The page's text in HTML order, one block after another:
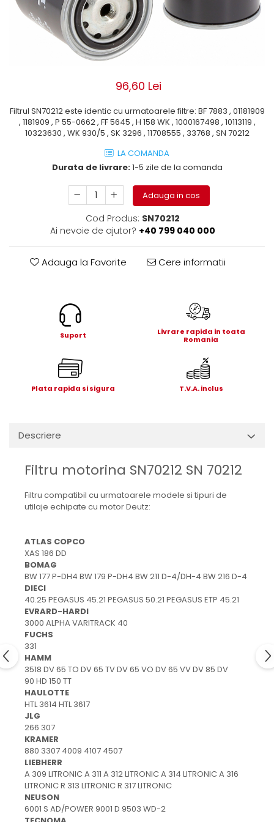
KIT GARNITURI
BURDUF PROTECTIE
TELECOMANDA LIFT
POMPE HIDRAULICE
Bolturi, role si bucse
Role, bolturi si bucse
Burdufe si cilindri hidraulici
Bolturi, role si bucse
Pompe si motoare electrice
ZEPRO
Motoare electrice si pompe
Role, bucse si bolturi
Cilindru hidraulic si burduf
ANTEO
Mecanice
Cilindri si burdufe
DAUTEL
Hidraulica
Mecanica
Electropompa si motoare
electrice
Burdufuri si cilindri hidraulici
Role, bucsi si bolturi
BEHRENS
Bolturi - role - bucse
Burdufe si cilindri
Mecanice
Electrice
Hidraulice
Motoare electrice si pompe
SÖRENSEN
Mecanice
Electrice
Hidraulice
Cilindri hidraulici si burdufe
Presuri camion
Lazi camion
Lanturi de zapada
Stergatoare parbriz camion
Perdele camion
Cupla aer / Racord aer
96,60 Lei
Filtrul SN70212 este identic cu urmatoarele filtre: BF 7883 , 01181909
, 1181909 , P 55-0662 , FF 5645 , H 158 WK , 1000167498 , 10113119 ,
10323630 , WK 930/5 , SK 3296 , 11708555 , 33768 , SN 70212
LA COMANDA
Durata de livrare:1-5 zile de la comanda
Adauga in cos
Cod Produs: SN70212
Ai nevoie de ajutor? +40 799 040 000
Adauga la Favorite Cere informatii
Suport
Livrare rapida in toata
Romania
Plata rapida si sigura T.V.A. inclus
Descriere
Filtru motorina SN70212 SN 70212
Filtru compatibil cu urmatoarele modele si tipuri de
utilaje echipate cu motor Deutz:
ATLAS COPCO
XAS 186 DD
BOMAG
BW 177 P-DH4 BW 179 P-DH4 BW 211 D-4/DH-4 BW 216 D-4
DIECI
40.25 PEGASUS 45.21 PEGASUS 50.21 PEGASUS ETP 45.21
EVRARD-HARDI
3000 ALPHA VARITRACK 40
FUCHS
331
HAMM
3518 DV 65 TO DV 65 TV DV 65 VO DV 65 VV DV 85 DV
90 HD 150 TT
HAULOTTE
HTL 3614 HTL 3617
JLG
266 307
KRAMER
880 3307 4009 4107 4507
LIEBHERR
A 309 LITRONIC A 311 A 312 LITRONIC A 314 LITRONIC A 316
LITRONIC R 313 LITRONIC R 317 LITRONIC
NEUSON
6001 S AD/POWER 9001 D 9503 WD-2